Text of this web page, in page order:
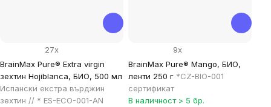
BrainMax Pure® Extra virgin
зехтин Hojiblanca, БИО, 500 мл
Испански екстра върджин
зехтин // * ES-ECO-001-AN
27x
BrainMax Pure® Mango, БИО,
ленти 250 г *CZ-BIO-001
сертификат
9x
В наличност > 5 бр.